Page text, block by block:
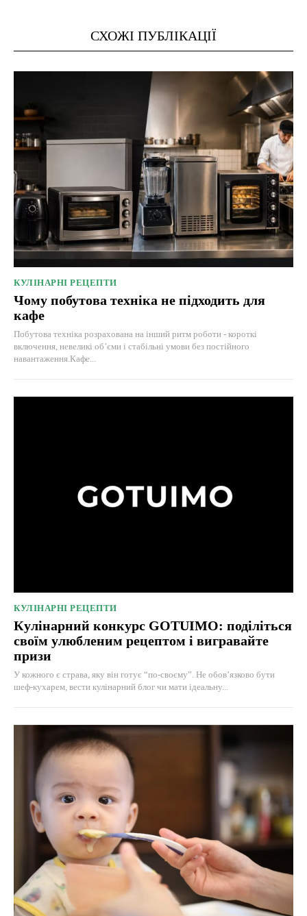
СХОЖІ ПУБЛІКАЦІЇ
КУЛІНАРНІ РЕЦЕПТИ
Чому побутова техніка не підходить для
кафе
Побутова техніка розрахована на інший ритм роботи - короткі
включення, невеликі об’єми і стабільні умови без постійного
навантаження.Кафе...
КУЛІНАРНІ РЕЦЕПТИ
Кулінарний конкурс GOTUIMO: поділіться
своїм улюбленим рецептом і вигравайте
призи
У кожного є страва, яку він готує “по-своєму”. Не обов’язково бути
шеф-кухарем, вести кулінарний блог чи мати ідеальну...